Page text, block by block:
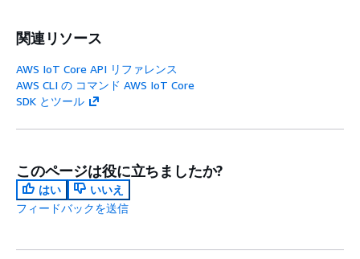
関連リソース
AWS IoT Core API リファレンス
AWS CLI の コマンド AWS IoT Core
SDK とツール
このページは役に立ちましたか?
はい
いいえ
フィードバックを送信